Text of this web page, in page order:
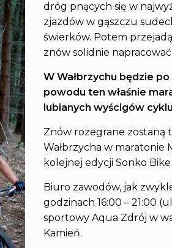
dróg pnących się w
zjazdów w gąszczu
świerków. Potem
znów solidnie
W Wałbrzychu będzie
powodu ten właśnie
lubianych wyścigów
Znów rozegrane zostaną
Wałbrzycha w maratonie
kolejnej edycji Sonko
Biuro zawodów, jak
godzinach 16:00 – 21:00
sportowy Aqua Zdrój w
Kamień.